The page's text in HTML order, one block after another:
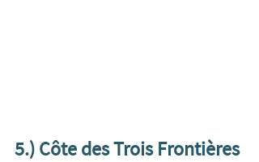
5.) Côte des Trois Frontières